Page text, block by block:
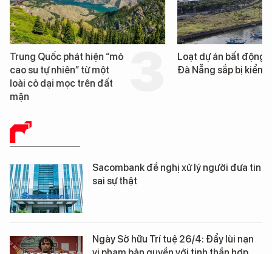
Trung Quốc phát hiện “mỏ
cao su tự nhiên” từ một
loài cỏ dại mọc trên đất
mặn
Loạt dự án bất động
Đà Nẵng sắp bị kiểm
BÁO CHÍ SỐ
Sacombank đề nghị xử lý người đưa tin
sai sự thật
Ngày Sở hữu Trí tuệ 26/4: Đẩy lùi nạn